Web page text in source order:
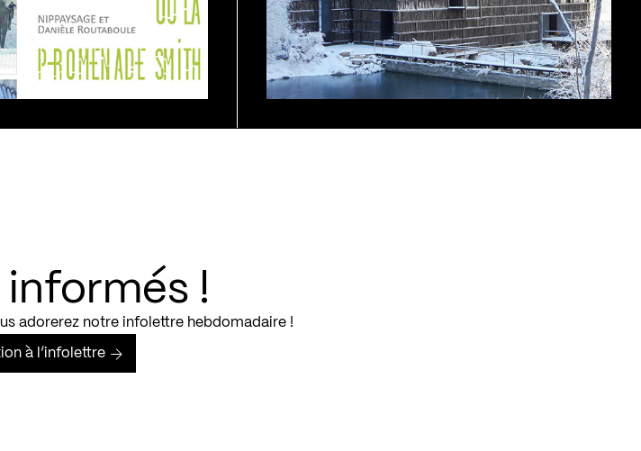
informés !
adorerez notre infolettre hebdomadaire !
à l’infolettre